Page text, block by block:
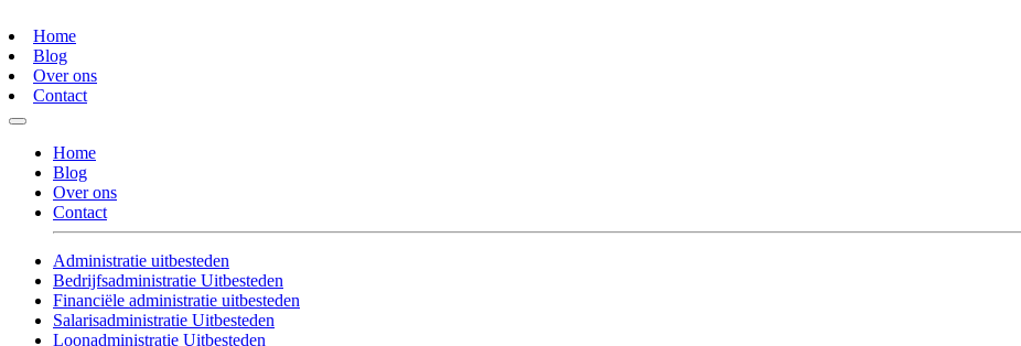
Home
Blog
Over ons
Contact
Home
Blog
Over ons
Contact
Administratie uitbesteden
Bedrijfsadministratie Uitbesteden
Financiële administratie uitbesteden
Salarisadministratie Uitbesteden
Loonadministratie Uitbesteden